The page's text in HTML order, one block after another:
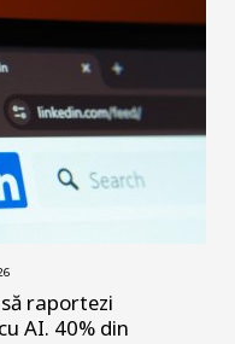
raportezi
AI. 40% din